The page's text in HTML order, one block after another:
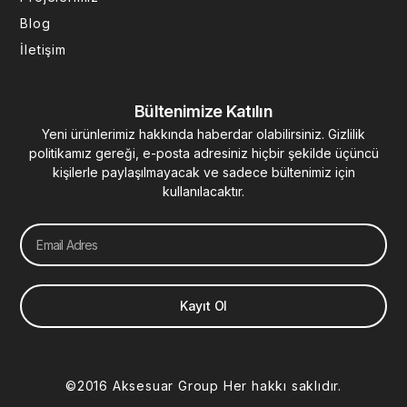
Blog
İletişim
Bültenimize Katılın
Yeni ürünlerimiz hakkında haberdar olabilirsiniz. Gizlilik
politikamız gereği, e-posta adresiniz hiçbir şekilde üçüncü
kişilerle paylaşılmayacak ve sadece bültenimiz için
kullanılacaktır.
Email
Kayıt Ol
©2016 Aksesuar Group Her hakkı saklıdır.